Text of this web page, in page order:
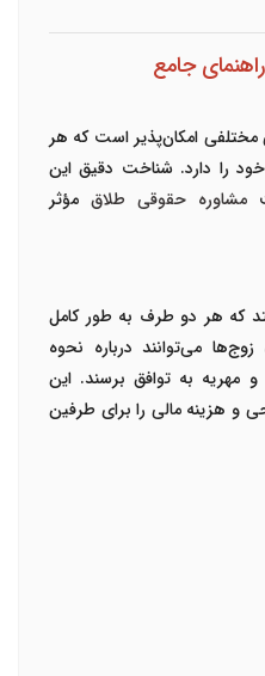
جامع
امکان‌پذیر است که هر
را دارد. شناخت دقیق این
مشاوره حقوقی طلاق مؤثر
که هر دو طرف به طور کامل
می‌توانند درباره نحوه
مهریه به توافق برسند. این
و هزینه مالی را برای طرفین